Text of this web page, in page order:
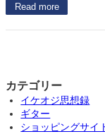
Read more
カテゴリー
イケオジ思想録
ギター
ショッピングサイ